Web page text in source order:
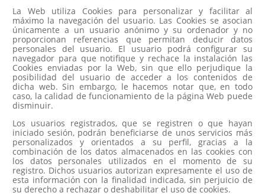
La Web utiliza Cookies para personalizar y facilitar al
máximo la navegación del usuario. Las Cookies se asocian
únicamente a un usuario anónimo y su ordenador y no
proporcionan referencias que permitan deducir datos
personales del usuario. El usuario podrá configurar su
navegador para que notifique y rechace la instalación las
Cookies enviadas por la Web, sin que ello perjudique la
posibilidad del usuario de acceder a los contenidos de
dicha web. Sin embargo, le hacemos notar que, en todo
caso, la calidad de funcionamiento de la página Web puede
disminuir.
Los usuarios registrados, que se registren o que hayan
iniciado sesión, podrán beneficiarse de unos servicios más
personalizados y orientados a su perfil, gracias a la
combinación de los datos almacenados en las cookies con
los datos personales utilizados en el momento de su
registro. Dichos usuarios autorizan expresamente el uso de
esta información con la finalidad indicada, sin perjuicio de
su derecho a rechazar o deshabilitar el uso de cookies.